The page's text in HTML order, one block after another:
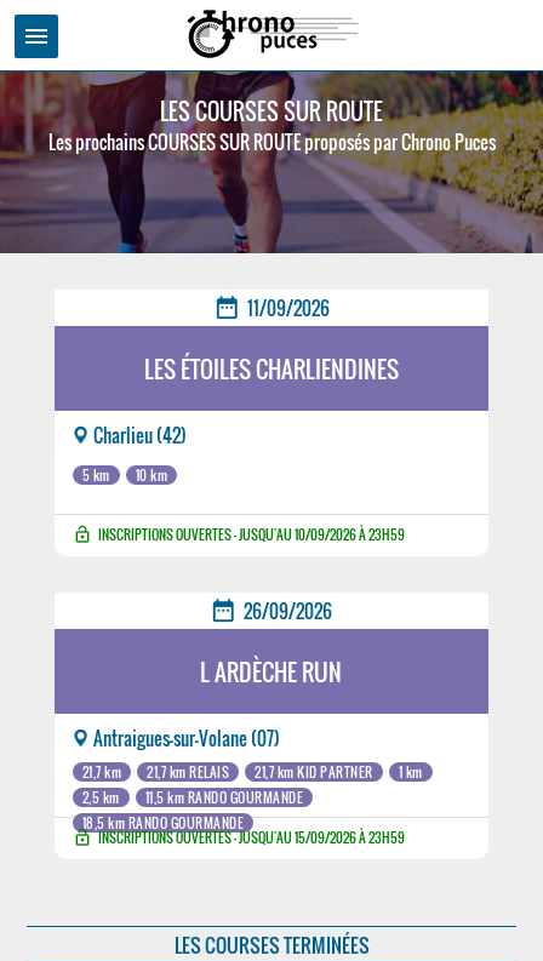
menu
LES COURSES SUR ROUTE
Les prochains COURSES SUR ROUTE proposés par Chrono Puces
date_range 11/09/2026
LES ÉTOILES CHARLIENDINES
Charlieu (42)
5 km 10 km
lock_open INSCRIPTIONS OUVERTES - JUSQU'AU 10/09/2026 À 23H59
date_range 26/09/2026
L ARDÈCHE RUN
Antraigues-sur-Volane (07)
21,7 km 21,7 km RELAIS 21,7 km KID PARTNER
1 km
2,5 km
11,5 km RANDO GOURMANDE
18,5 km RANDO GOURMANDE
lock_open INSCRIPTIONS OUVERTES - JUSQU'AU 15/09/2026 À 23H59
LES COURSES TERMINÉES